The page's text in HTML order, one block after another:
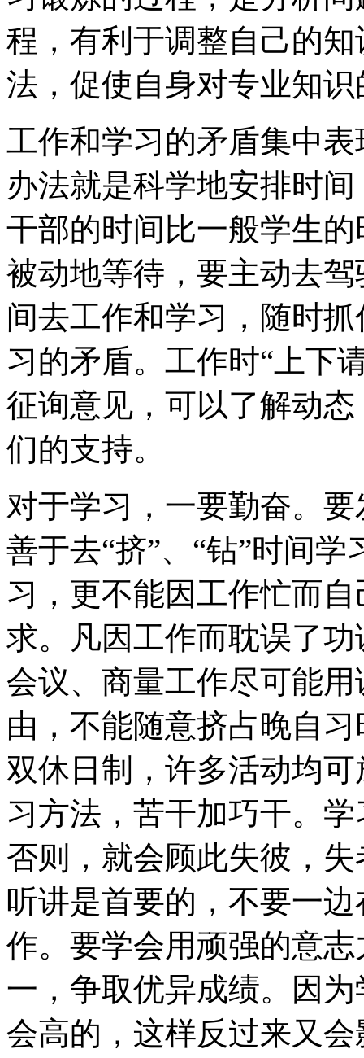
程，有利于调整自己的
法，促使自身对专业知
工作和学习的矛盾集中
办法就是科学地安排时
干部的时间比一般学生
被动地等待，要主动去
间去工作和学习，随时
习的矛盾。工作时“上下
征询意见，可以了解动
们的支持。
对于学习，一要勤奋。
善于去“挤”、“钻”时间
习，更不能因工作忙而
求。凡因工作而耽误了
会议、商量工作尽可能
由，不能随意挤占晚自
双休日制，许多活动均
习方法，苦干加巧干。
否则，就会顾此失彼，
听讲是首要的，不要一
作。要学会用顽强的意
一，争取优异成绩。因
会高的，这样反过来又